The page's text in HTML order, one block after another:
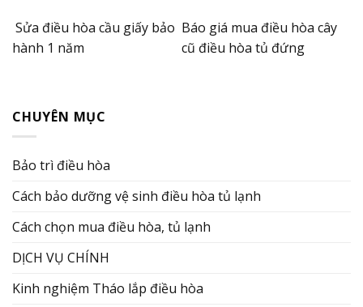
Sửa điều hòa cầu giấy bảo
hành 1 năm
Báo giá mua điều hòa cây
cũ điều hòa tủ đứng
CHUYÊN MỤC
Bảo trì điều hòa
Cách bảo dưỡng vệ sinh điều hòa tủ lạnh
Cách chọn mua điều hòa, tủ lạnh
DỊCH VỤ CHÍNH
Kinh nghiệm Tháo lắp điều hòa